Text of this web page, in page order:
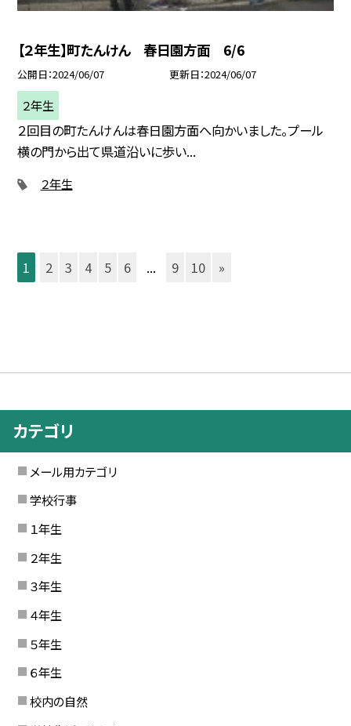
【２年生】町たんけん 春日園方面 6/6
公開日 2024/06/07 更新日 2024/06/07
２年生
２回目の町たんけんは春日園方面へ向かいました。プール
横の門から出て県道沿いに歩い...
２年生
1 2 3 4 5 6 ... 9 10 »
カテゴリ
メール用カテゴリ
学校行事
１年生
２年生
３年生
４年生
５年生
６年生
校内の自然